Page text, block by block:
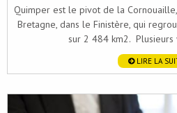
Quimper est le pivot de la
Bretagne, dans le Finistère, qui
sur 2 484 km2.
LIRE LA